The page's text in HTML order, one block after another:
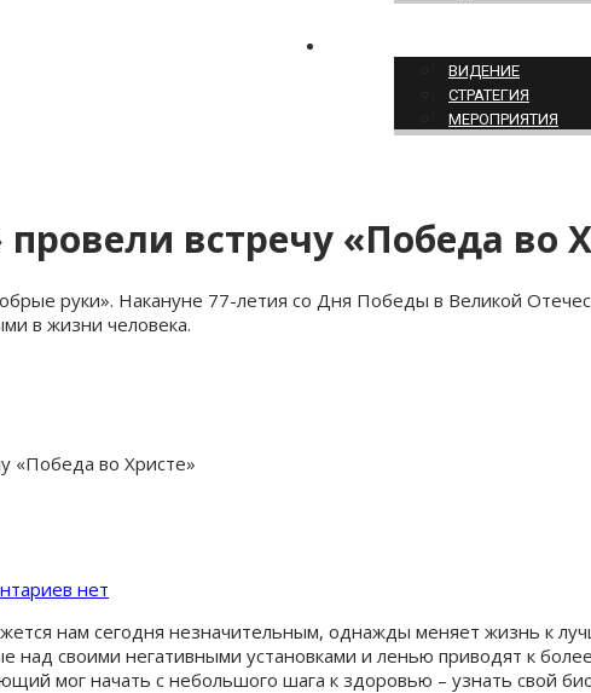
ВИДЕНИЕ
СТРАТЕГИЯ
МЕРОПРИЯТИЯ
встречу «Победа во
руки». Накануне 77-летия со Дня Победы в Великой
в жизни человека.
«Победа во Христе»
нет
нам сегодня незначительным, однажды меняет жизнь к
своими негативными установками и ленью приводят к
мог начать с небольшого шага к здоровью – узнать свой